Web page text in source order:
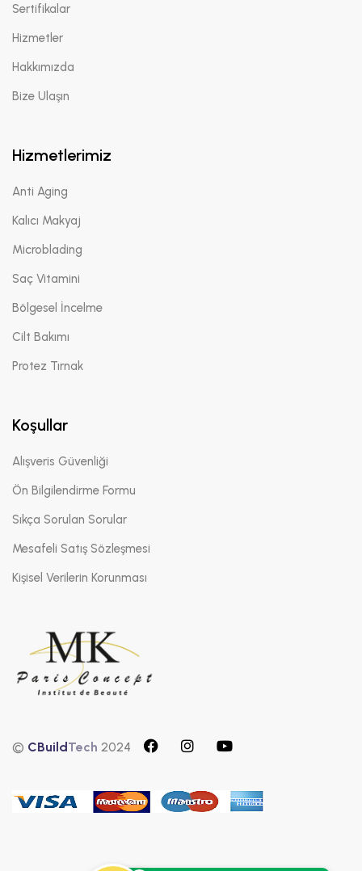
Sertifikalar
Hizmetler
Hakkımızda
Bize Ulaşın
Hizmetlerimiz
Anti Aging
Kalıcı Makyaj
Microblading
Saç Vitamini
Bölgesel İncelme
Cilt Bakımı
Protez Tırnak
Koşullar
Alışveris Güvenliği
Ön Bilgilendirme Formu
Sıkça Sorulan Sorular
Mesafeli Satış Sözleşmesi
Kişisel Verilerin Korunması
© CBuildTech 2024